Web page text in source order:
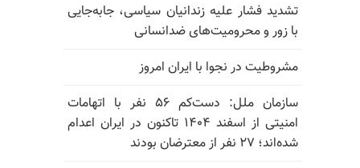
تشدید فشار علیه زندانیان سیاسی، جابه‌جایی
با زور و محرومیت‌های ضدانسانی
مشروطیت در نجوا با ایران امروز
سازمان ملل: دست‌کم ۵۶ نفر با اتهامات
امنیتی از اسفند ۱۴۰۴ تاکنون در ایران اعدام
شده‌اند؛ ۲۷ نفر از معترضان بودند